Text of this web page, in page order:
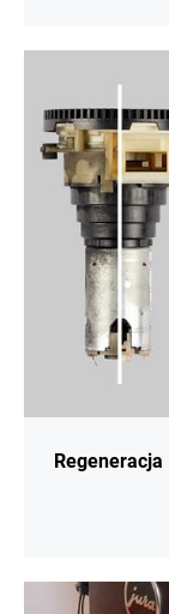
Regeneracja